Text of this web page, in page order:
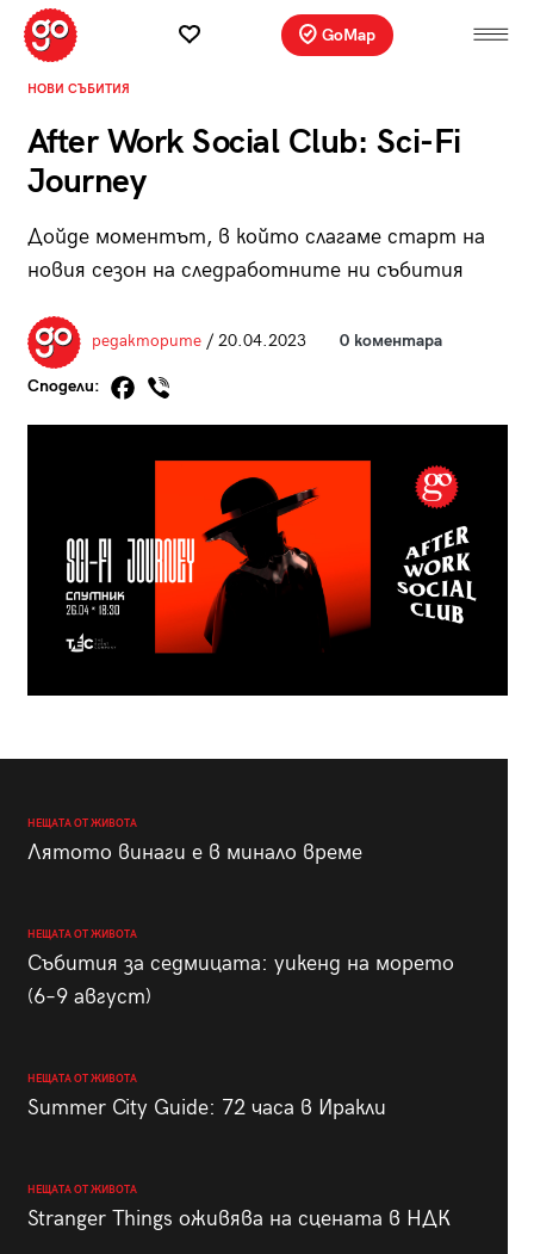
GoMap
НОВИ СЪБИТИЯ
After Work Social Club: Sci-Fi
Journey
Дойде моментът, в който слагаме старт на
новия сезон на следработните ни събития
редакторите/ 20.04.2023 0 коментара
Сподели:
НЕЩАТА ОТ ЖИВОТА
Лятото винаги е в минало време
НЕЩАТА ОТ ЖИВОТА
Събития за седмицата: уикенд на морето
(6–9 август)
НЕЩАТА ОТ ЖИВОТА
Summer City Guide: 72 часа в Иракли
НЕЩАТА ОТ ЖИВОТА
Stranger Things оживява на сцената в НДК